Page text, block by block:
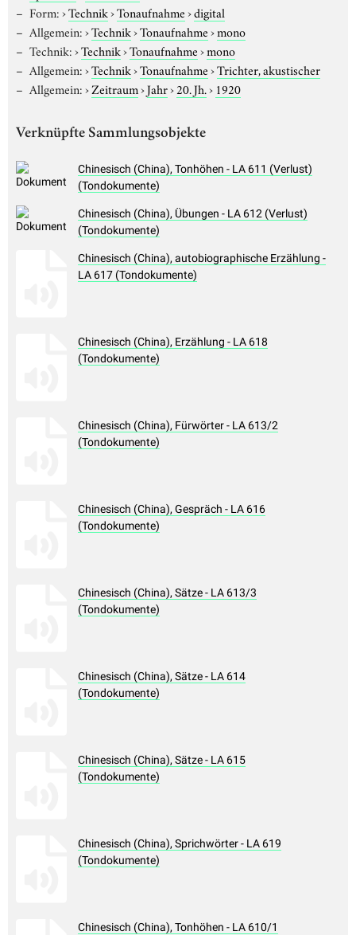
Form:›Technik›Tonaufnahme›digital
Allgemein:›Technik›Tonaufnahme›mono
Technik:›Technik›Tonaufnahme›mono
Allgemein:›Technik›Tonaufnahme›Trichter, akustischer
Allgemein:›Zeitraum›Jahr›20. Jh.› 1920
Verknüpfte Sammlungsobjekte
Chinesisch (China), Tonhöhen - LA 611 (Verlust)
(Tondokumente)
Chinesisch (China), Übungen - LA 612 (Verlust)
(Tondokumente)
Chinesisch (China), autobiographische Erzählung -
LA 617 (Tondokumente)
Chinesisch (China), Erzählung - LA 618
(Tondokumente)
Chinesisch (China), Fürwörter - LA 613/2
(Tondokumente)
Chinesisch (China), Gespräch - LA 616
(Tondokumente)
Chinesisch (China), Sätze - LA 613/3
(Tondokumente)
Chinesisch (China), Sätze - LA 614
(Tondokumente)
Chinesisch (China), Sätze - LA 615
(Tondokumente)
Chinesisch (China), Sprichwörter - LA 619
(Tondokumente)
Chinesisch (China), Tonhöhen - LA 610/1